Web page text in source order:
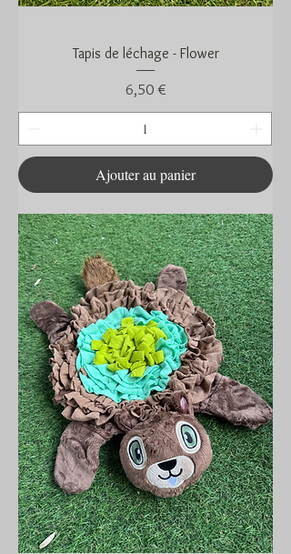
Tapis de léchage - Flower
Prix
6,50 €
Ajouter au panier